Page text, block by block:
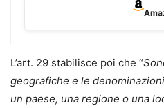
sistematico e operativo, il
regolamentazione
alla Legge 24 luglio 2023, n.
numerose e significative
L’art. 29 stabilisce poi che “
geografiche e le
un paese, una regione o una